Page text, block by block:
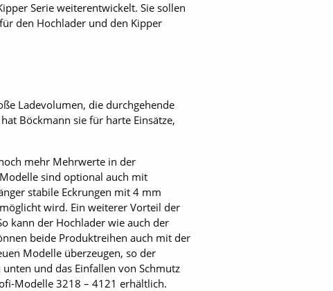
Serie weiterentwickelt. Sie sollen
den Hochlader und den Kipper
Ladevolumen, die durchgehende
Böckmann sie für harte Einsätze,
mehr Mehrwerte in der
sind optional auch mit
stabile Eckrungen mit 4 mm
wird. Ein weiterer Vorteil der
kann der Hochlader wie auch der
beide Produkt­reihen auch mit der
Modelle überzeugen, so der
und das Einfallen von Schmutz
Modelle 3218 – 4121 erhältlich.